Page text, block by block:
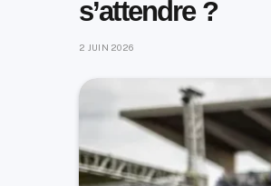
s’attendre ?
2 JUIN 2026